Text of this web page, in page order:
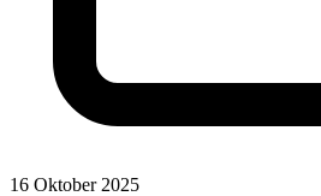
16 Oktober 2025